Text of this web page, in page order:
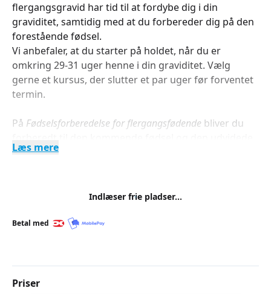
flergangsgravid har tid til at fordybe dig i din
graviditet, samtidig med at du forbereder dig på den
forestående fødsel.
Vi anbefaler, at du starter på holdet, når du er
omkring 29-31 uger henne i din graviditet. Vælg
gerne et kursus, der slutter et par uger før forventet
termin.
På Fødselsforberedelse for flergangsfødende bliver du
familie, derudover har du mulighed for at tage din
8 undervisningsgange
heraf en mødegang med din fødselspartner, bliver du
Bevidsthed og styrke
Læs mere
Indlæser frie pladser...
Betal med
Priser